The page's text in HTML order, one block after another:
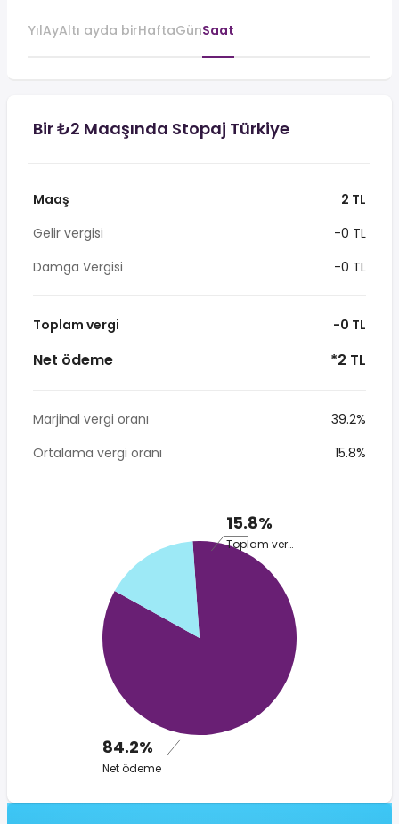
YılAyAltı ayda birHaftaGünSaat
Bir ₺2 Maaşında Stopaj Türkiye
Maaş
2 TL
Gelir vergisi
-0 TL
Damga Vergisi
-0 TL
Toplam vergi -0 TL
Net ödeme *2 TL
Marjinal vergi oranı
39.2%
Ortalama vergi oranı
15.8%
15.8%
Toplam vergi
84.2%
Net ödeme